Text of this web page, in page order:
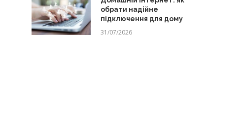
обрати надійне
підключення для дому
31/07/2026